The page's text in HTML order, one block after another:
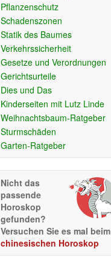
Pflanzenschutz
Schadenszonen
Statik des Baumes
Verkehrssicherheit
Gesetze und Verordnungen
Gerichtsurteile
Dies und Das
Kinderseiten mit Lutz Linde
Weihnachtsbaum-Ratgeber
Sturmschäden
Garten-Ratgeber
Nicht das
passende
Horoskop
gefunden?
Versuchen Sie es mal beim
chinesischen Horoskop